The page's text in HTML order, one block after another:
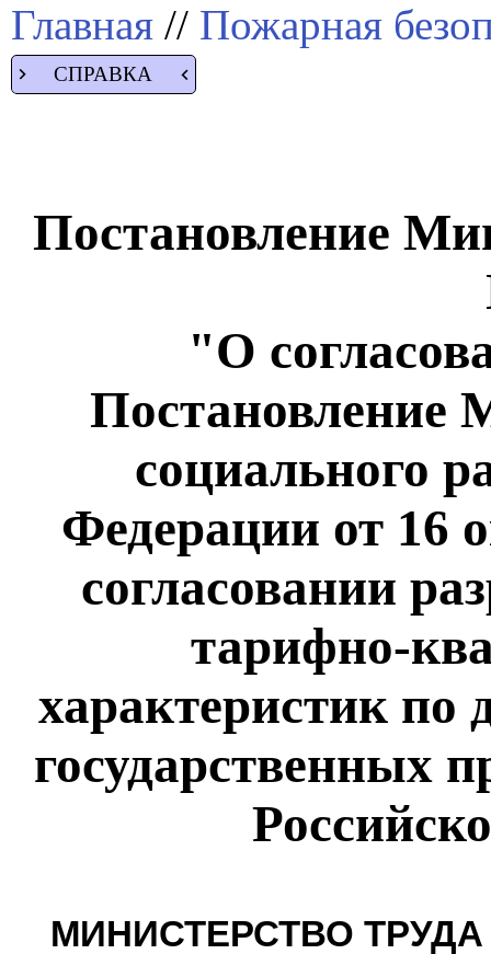
Главная // Пожарная
СПРАВКА
Постановление
"О
Постановление
социального
Федерации от 16
согласовании
тарифно-
характеристик по
государственных
МИНИСТЕРСТВО